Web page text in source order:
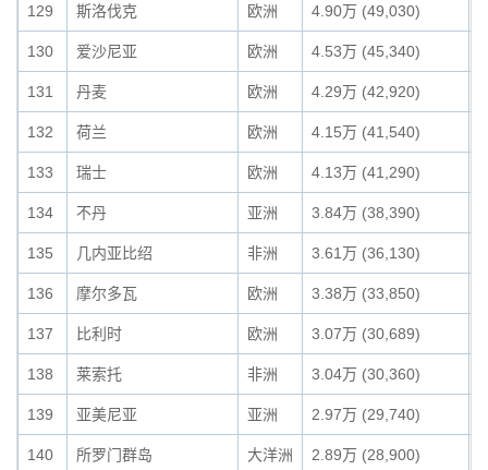
129 斯洛伐克 欧洲 4.90万 (49,030)
130 爱沙尼亚 欧洲 4.53万 (45,340)
131 丹麦 欧洲 4.29万 (42,920)
132 荷兰 欧洲 4.15万 (41,540)
133 瑞士 欧洲 4.13万 (41,290)
134 不丹 亚洲 3.84万 (38,390)
135 几内亚比绍 非洲 3.61万 (36,130)
136 摩尔多瓦 欧洲 3.38万 (33,850)
137 比利时 欧洲 3.07万 (30,689)
138 莱索托 非洲 3.04万 (30,360)
139 亚美尼亚 亚洲 2.97万 (29,740)
140 所罗门群岛 大洋洲 2.89万 (28,900)